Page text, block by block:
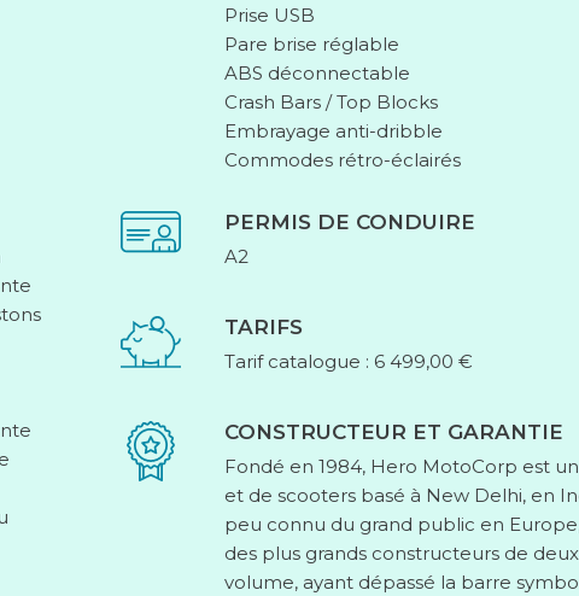
Prise USB
Pare brise réglable
ABS déconnectable
Crash Bars / Top Blocks
Embrayage anti-dribble
Commodes rétro-éclairés
PERMIS DE CONDUIRE
A2
TARIFS
Tarif catalogue : 6 499,00 €
CONSTRUCTEUR ET GARANTIE
Fondé en 1984, Hero MotoCorp est
et de scooters basé à New Delhi, en
peu connu du grand public en
des plus grands constructeurs de
volume, ayant dépassé la barre